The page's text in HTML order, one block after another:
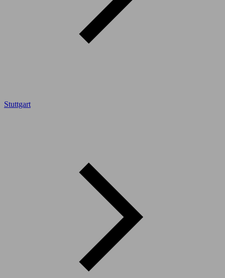
Stuttgart